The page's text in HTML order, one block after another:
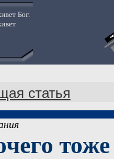
Бог.
статья